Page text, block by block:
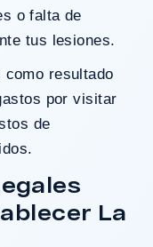
o falta de
tus lesiones.
resultado
por visitar
de
La